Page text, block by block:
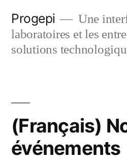
content
Progepi
Une
laboratoires et les
solutions
(Français)
événements